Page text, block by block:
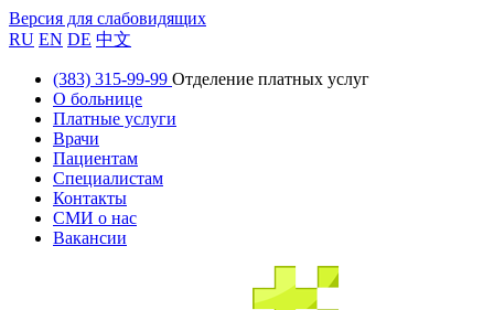
Версия для слабовидящих
RU EN DE 中文
(383) 315-99-99 Отделение платных услуг
О больнице
Платные услуги
Врачи
Пациентам
Специалистам
Контакты
СМИ о нас
Вакансии